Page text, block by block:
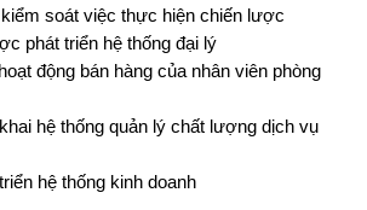
soát việc thực hiện chiến lược
phát triển hệ thống đại lý
động bán hàng của nhân viên phòng
hệ thống quản lý chất lượng dịch vụ
hệ thống kinh doanh